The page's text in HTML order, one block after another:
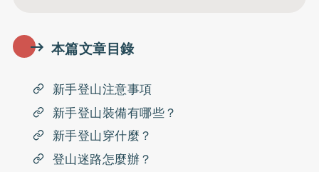
本篇文章目錄
新手登山注意事項
新手登山裝備有哪些？
新手登山穿什麼？
登山迷路怎麼辦？